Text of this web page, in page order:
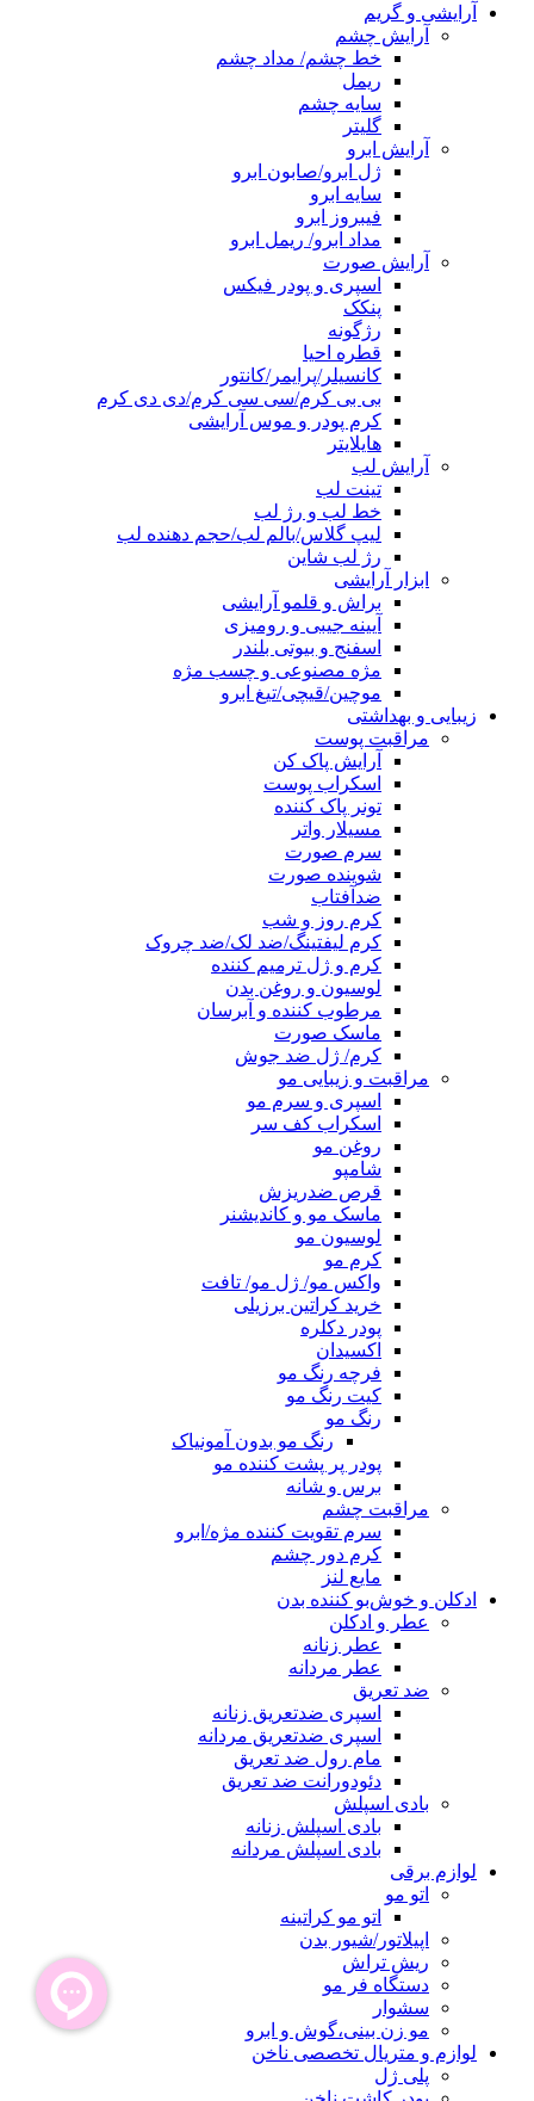
آرایشی و گریم
آرایش چشم
خط چشم/ مداد چشم
ریمل
سایه چشم
گلیتر
آرایش ابرو
ژل ابرو/صابون ابرو
سایه ابرو
فیبروز ابرو
مداد ابرو/ ریمل ابرو
آرایش صورت
اسپری و پودر فیکس
پنکک
رژگونه
قطره احیا
کانسیلر/پرایمر/کانتور
بی بی کرم/سی سی کرم/دی دی کرم
کرم پودر و موس آرایشی
هایلایتر
آرایش لب
تینت لب
خط لب و رژ لب
لیپ گلاس/بالم لب/حجم دهنده لب
رژ لب شاین
ابزار آرایشی
براش و قلمو آرایشی
آیینه جیبی و رومیزی
اسفنج و بیوتی بلندر
مژه مصنوعی و چسب مژه
موچین/قیچی/تیغ ابرو
زیبایی و بهداشتی
مراقبت پوست
آرایش پاک کن
اسکراب پوست
تونر پاک کننده
مسیلار واتر
سرم صورت
شوینده صورت
ضدآفتاب
کرم روز و شب
کرم لیفتینگ/ضد لک/ضد چروک
کرم و ژل ترمیم کننده
لوسیون و روغن بدن
مرطوب کننده و آبرسان
ماسک صورت
کرم/ ژل ضد جوش
مراقبت و زیبایی مو
اسپری و سرم مو
اسکراب کف سر
روغن مو
شامپو
قرص ضدریزش
ماسک مو و کاندیشنر
لوسیون مو
کرم مو
واکس مو/ ژل مو/ تافت
خرید کراتین برزیلی
پودر دکلره
اکسیدان
فرچه رنگ مو
کیت رنگ مو
رنگ مو
رنگ مو بدون آمونیاک
پودر پر پشت کننده مو
برس و شانه
مراقبت چشم
سرم تقویت کننده مژه/ابرو
کرم دور چشم
مایع لنز
ادکلن و خوش‌بو کننده بدن
عطر و ادکلن
عطر زنانه
عطر مردانه
ضد تعریق
اسپری ضدتعریق زنانه
اسپری ضدتعریق مردانه
مام رول ضد تعریق
دئودورانت ضد تعریق
بادی اسپلش
بادی اسپلش زنانه
بادی اسپلش مردانه
لوازم برقی
اتو مو
اتو مو کراتینه
اپیلاتور/شیور بدن
ریش تراش
دستگاه فر مو
سشوار
مو زن بینی،گوش و ابرو
لوازم و متریال تخصصی ناخن
پلی ژل